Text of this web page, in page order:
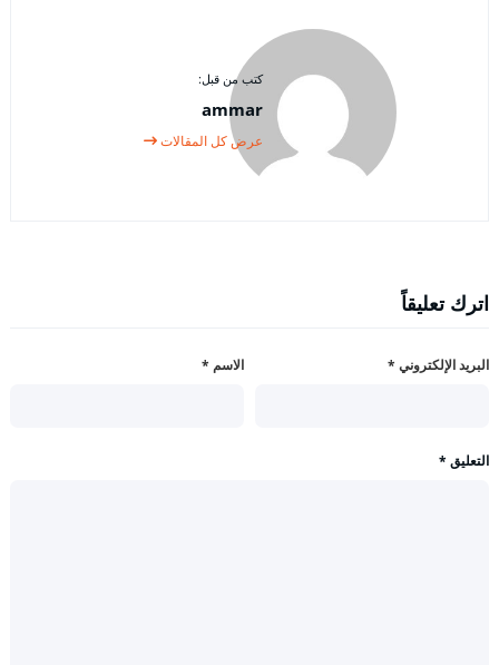
كتب من قبل:
ammar
عرض كل المقالات
اترك تعليقاً
الاسم * البريد الإلكتروني *
التعليق *